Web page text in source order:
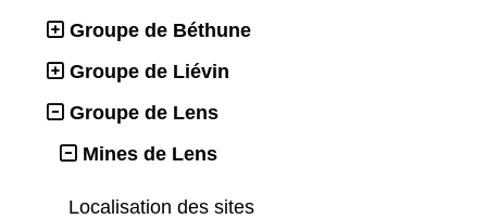
Groupe de Béthune
Groupe de Liévin
Groupe de Lens
Mines de Lens
Localisation des sites